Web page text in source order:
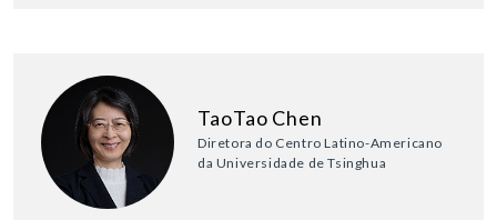
TaoTao Chen
Diretora do Centro Latino-Americano
da Universidade de Tsinghua